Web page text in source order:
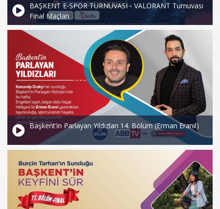
BAŞKENT E-SPOR TURNUVASI - VALORANT Turnuvası
Final Maçları
Başkent’in Parlayan Yıldızları 14. Bölüm (Erman Eranıl)